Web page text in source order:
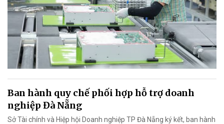
Ban hành quy chế phối hợp hỗ trợ doanh
nghiệp Đà Nẵng
Sở Tài chính và Hiệp hội Doanh nghiệp TP Đà Nẵng ký kết, ban hành